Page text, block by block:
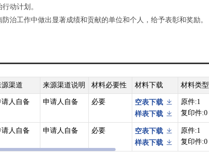
动计划。
治工作中做出显著成绩和贡献的单位和个人，给予表彰和奖励。
源渠道 来源渠道说明 材料必要性 材料下载 材料类型
请人自备 申请人自备 必要
空表下载
样表下载
原件:1
复印件:0
请人自备 申请人自备 必要
空表下载
样表下载
原件:1
复印件:0